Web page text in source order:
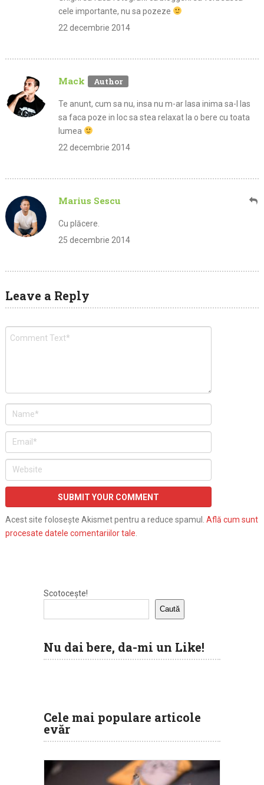
cele importante, nu sa pozeze
22 decembrie 2014
Mack
Te anunt, cum sa nu, insa nu m-ar lasa inima sa-l las
sa faca poze in loc sa stea relaxat la o bere cu toata
lumea
22 decembrie 2014
Marius Sescu
Cu plăcere.
25 decembrie 2014
Leave a Reply
Acest site folosește Akismet pentru a reduce spamul. Află cum sunt
procesate datele comentariilor tale
Scotocește!
Caută
Nu dai bere, da-mi un Like!
Cele mai populare articole
evăr